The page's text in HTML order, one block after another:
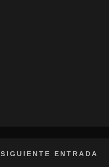
SIGUIENTE ENTRADA